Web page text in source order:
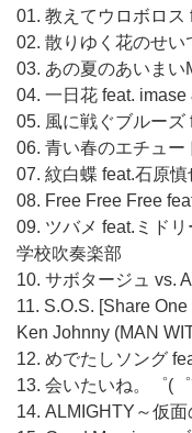
01. 教えてウロボロス
02. 散りゆく花のせい
03. あの夏のあいま
04. 一日花 feat.
05. 風に戦ぐブルーズ
06. 青い春のエチュー
07. 紋白蝶 feat.石原
08. Free Free Free
09. ツバメ feat.ミド
学校吹奏楽部
10. サボタージュ vs.
11. S.O.S. [Share
Ken Johnny (MAN
12. めでたしソング
13. 会いたいね。゜(
14. ALMIGHTY～仮